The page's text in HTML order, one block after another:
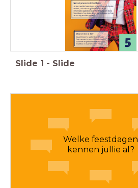
Slide 1 - Slide
Welke feestdagen
kennen jullie al?